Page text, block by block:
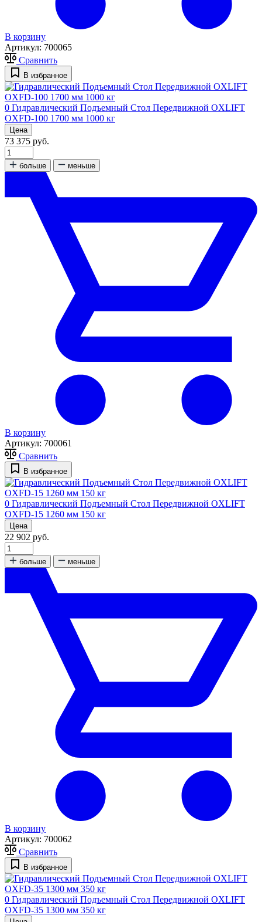
В корзину
Артикул: 700065
Сравнить
В избранное
0 Гидравлический Подъемный Стол Передвижной OXLIFT
OXFD-100 1700 мм 1000 кг
Цена
73 375 руб.
больше меньше
В корзину
Артикул: 700061
Сравнить
В избранное
0 Гидравлический Подъемный Стол Передвижной OXLIFT
OXFD-15 1260 мм 150 кг
Цена
22 902 руб.
больше меньше
В корзину
Артикул: 700062
Сравнить
В избранное
0 Гидравлический Подъемный Стол Передвижной OXLIFT
OXFD-35 1300 мм 350 кг